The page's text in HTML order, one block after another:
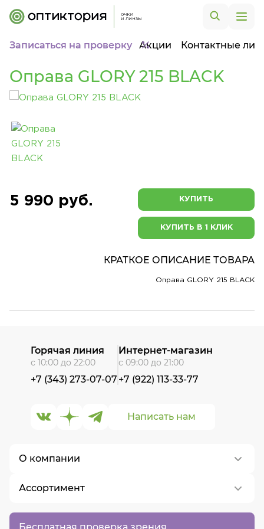
Записаться на проверку Акции Контактные
Оправа GLORY 215 BLACK
5 990 руб. КУПИТЬ
КУПИТЬ В 1 КЛИК
КРАТКОЕ ОПИСАНИЕ ТОВАРА
Оправа GLORY 215 BLACK
Бесплатная проверка зрения
О компании
О нас
Контакты
Ассортимент
Написать нам
Горячая линия
с 10:00 до 22:00
+7 (343) 273-07-07
Интернет-магазин
с 09:00 до 21:00
+7 (922) 113-33-77